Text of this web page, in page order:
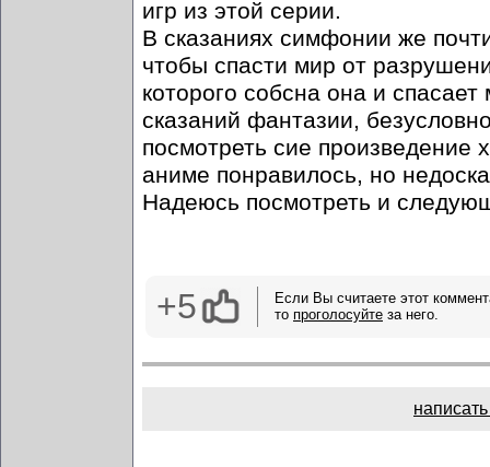
игр из этой серии.
В сказаниях симфонии же
чтобы спасти мир от
которого собсна она и
сказаний фантазии,
посмотреть сие произведение
аниме понравилось, но
Надеюсь посмотреть и
+5
Если Вы считаете этот
то проголосуйте за него.